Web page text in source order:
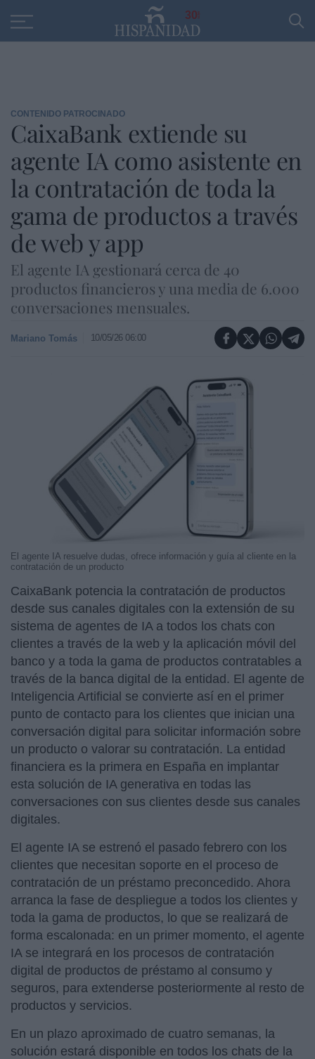
30
CONTENIDO PATROCINADO
CaixaBank extiende su
agente IA como asistente en
la contratación de toda la
gama de productos a través
de web y app
El agente IA gestionará cerca de 40
productos financieros y una media de 6.000
conversaciones mensuales.
Mariano Tomás 10/05/26 06:00
El agente IA resuelve dudas, ofrece información y guía al cliente en la
contratación de un producto
CaixaBank potencia la contratación de productos
desde sus canales digitales con la extensión de su
sistema de agentes de IA a todos los chats con
clientes a través de la web y la aplicación móvil del
banco y a toda la gama de productos contratables a
través de la banca digital de la entidad. El agente de
Inteligencia Artificial se convierte así en el primer
punto de contacto para los clientes que inician una
conversación digital para solicitar información sobre
un producto o valorar su contratación. La entidad
financiera es la primera en España en implantar
esta solución de IA generativa en todas las
conversaciones con sus clientes desde sus canales
digitales.
El agente IA se estrenó el pasado febrero con los
clientes que necesitan soporte en el proceso de
contratación de un préstamo preconcedido. Ahora
arranca la fase de despliegue a todos los clientes y
toda la gama de productos, lo que se realizará de
forma escalonada: en un primer momento, el agente
IA se integrará en los procesos de contratación
digital de productos de préstamo al consumo y
seguros, para extenderse posteriormente al resto de
productos y servicios.
En un plazo aproximado de cuatro semanas, la
solución estará disponible en todos los chats de la